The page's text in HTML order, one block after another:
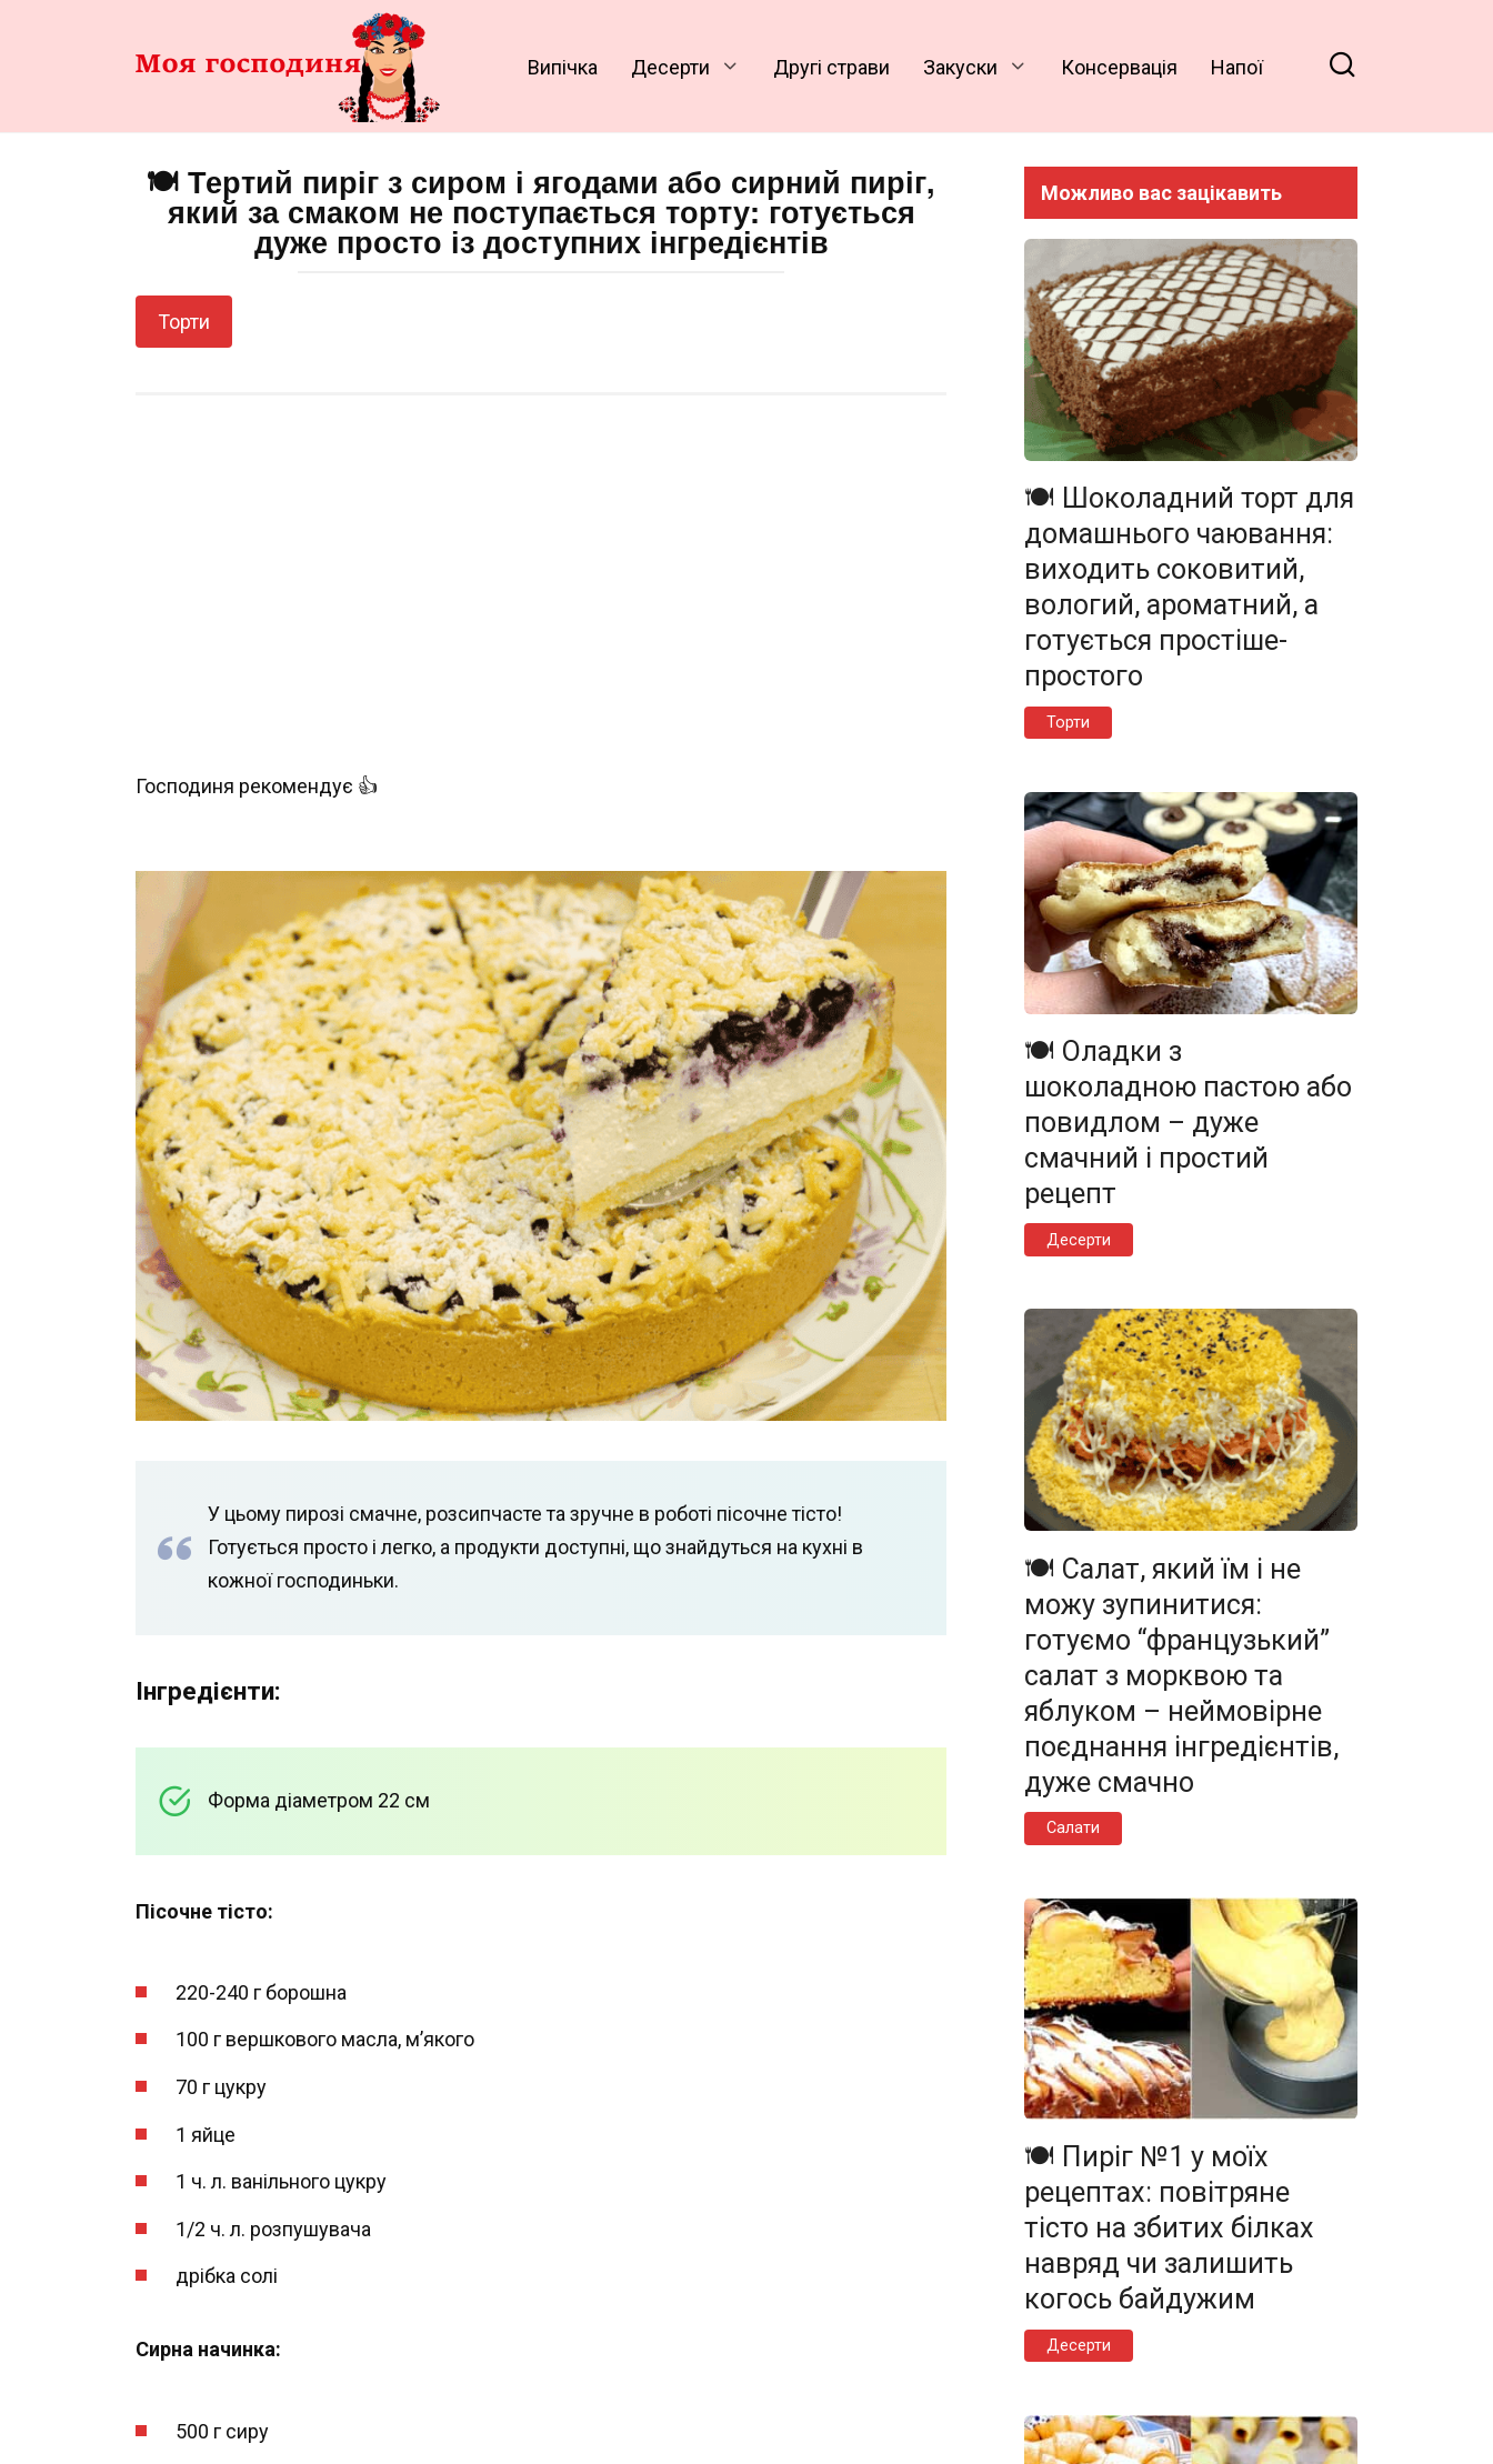
Випічка Десерти Другі страви Закуски Консервація Напої
🍽️ Тертий пиріг з сиром і ягодами або сирний пиріг,
який за смаком не поступається торту: готується
дуже просто із доступних інгредієнтів
Торти
Господиня рекомендує 👍
У цьому пирозі смачне, розсипчасте та зручне в роботі пісочне тісто!
Готується просто і легко, а продукти доступні, що знайдуться на кухні в
кожної господиньки.
Інгредієнти:
Форма діаметром 22 см
Пісочне тісто:
220-240 г борошна
100 г вершкового масла, м’якого
70 г цукру
1 яйце
1 ч. л. ванільного цукру
1/2 ч. л. розпушувача
дрібка солі
Сирна начинка:
500 г сиру
Можливо вас зацікавить
🍽️ Шоколадний торт для
домашнього чаювання:
виходить соковитий,
вологий, ароматний, а
готується простіше-
простого
Торти
🍽️ Оладки з
шоколадною пастою або
повидлом – дуже
смачний і простий
рецепт
Десерти
🍽️ Салат, який їм і не
можу зупинитися:
готуємо “французький”
салат з морквою та
яблуком – неймовірне
поєднання інгредієнтів,
дуже смачно
Салати
🍽️ Пиріг №1 у моїх
рецептах: повітряне
тісто на збитих білках
навряд чи залишить
когось байдужим
Десерти